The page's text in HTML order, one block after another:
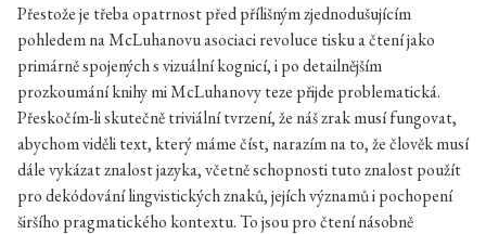
Přestože je třeba opatrnost před přílišným zjednodušujícím
pohledem na McLuhanovu asociaci revoluce tisku a čtení jako
primárně spojených s vizuální kognicí, i po detailnějším
prozkoumání knihy mi McLuhanovy teze přijde problematická.
Přeskočím-li skutečně triviální tvrzení, že náš zrak musí fungovat,
abychom viděli text, který máme číst, narazím na to, že člověk musí
dále vykázat znalost jazyka, včetně schopnosti tuto znalost použít
pro dekódování lingvistických znaků, jejích významů i pochopení
širšího pragmatického kontextu. To jsou pro čtení násobně